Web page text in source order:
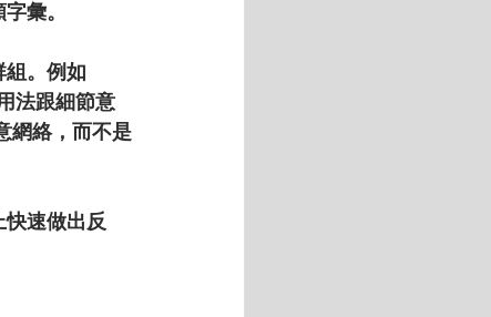
彙。
組。例如
法跟細節意
網絡，而不是
速做出反